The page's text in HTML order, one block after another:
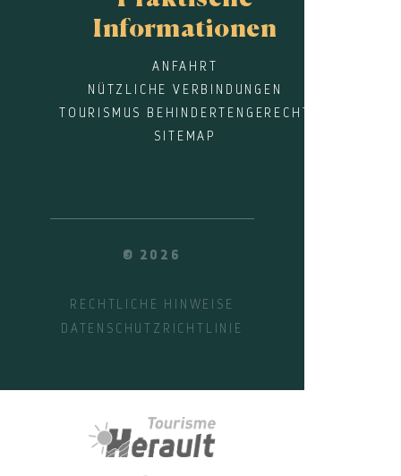
Informationen
ANFAHRT
NÜTZLICHE VERBINDUNGEN
TOURISMUS BEHINDERTENGERECHT
SITEMAP
© 2026
RECHTLICHE HINWEISE
DATENSCHUTZRICHTLINIE